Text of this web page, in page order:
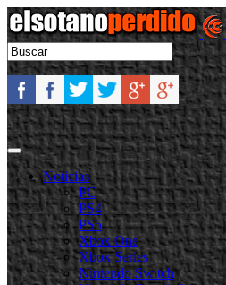
Noticias
PC
PS4
PS5
Xbox One
Xbox Series
Nintendo Switch